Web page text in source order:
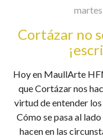
Cortázar no
Hoy en MaullArte
que Cortázar nos
virtud de entender
Cómo se pasa al
hacen en las